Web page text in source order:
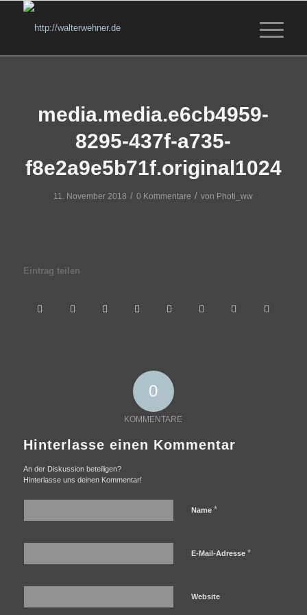
media.media.e6cb4959-
8295-437f-a735-
f8e2a9e5b71f.original1024
11. November 2018 / 0 Kommentare / von Photi_ww
Eintrag teilen
0
KOMMENTARE
Hinterlasse einen Kommentar
An der Diskussion beteiligen?
Hinterlasse uns deinen Kommentar!
Name *
E-Mail-Adresse *
Website